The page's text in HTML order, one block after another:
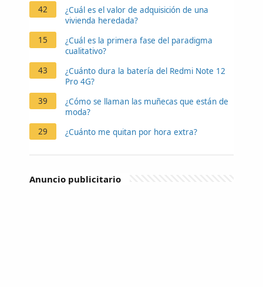
42
¿Cuál es el valor de adquisición de una
vivienda heredada?
15
¿Cuál es la primera fase del paradigma
cualitativo?
43
¿Cuánto dura la batería del Redmi Note 12
Pro 4G?
39
¿Cómo se llaman las muñecas que están de
moda?
29
¿Cuánto me quitan por hora extra?
Anuncio publicitario